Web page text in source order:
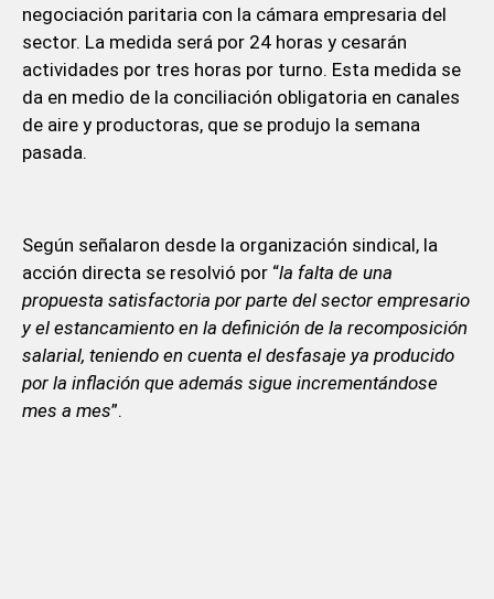
negociación paritaria con la cámara empresaria del
sector. La medida será por 24 horas y cesarán
actividades por tres horas por turno. Esta medida se
da en medio de la conciliación obligatoria en canales
de aire y productoras, que se produjo la semana
pasada.
Según señalaron desde la organización sindical, la
acción directa se resolvió por “la falta de una
propuesta satisfactoria por parte del sector empresario
y el estancamiento en la definición de la recomposición
salarial, teniendo en cuenta el desfasaje ya producido
por la inflación que además sigue incrementándose
mes a mes”.